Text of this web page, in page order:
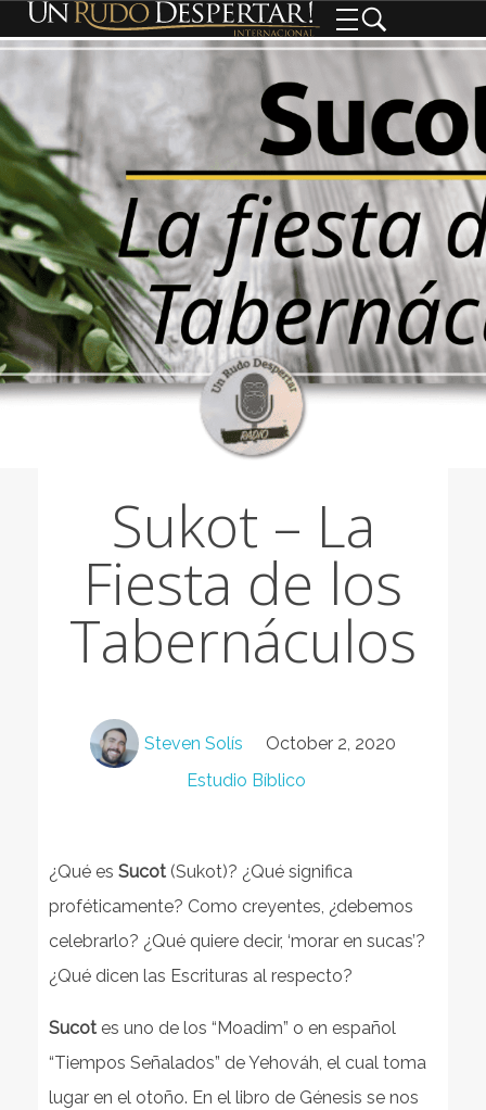
Sukot – La
Fiesta de los
Tabernáculos
Steven Solís
October 2, 2020
Estudio Bíblico
¿Qué es Sucot (Sukot)? ¿Qué significa
proféticamente? Como creyentes, ¿debemos
celebrarlo? ¿Qué quiere decir, ‘morar en sucas’?
¿Qué dicen las Escrituras al respecto?
Sucot es uno de los “Moadim” o en español
“Tiempos Señalados” de Yehováh, el cual toma
lugar en el otoño. En el libro de Génesis se nos